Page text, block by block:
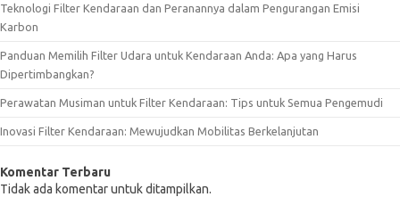
Teknologi Filter Kendaraan dan Peranannya dalam Pengurangan Emisi
Karbon
Panduan Memilih Filter Udara untuk Kendaraan Anda: Apa yang Harus
Dipertimbangkan?
Perawatan Musiman untuk Filter Kendaraan: Tips untuk Semua Pengemudi
Inovasi Filter Kendaraan: Mewujudkan Mobilitas Berkelanjutan
Komentar Terbaru
Tidak ada komentar untuk ditampilkan.